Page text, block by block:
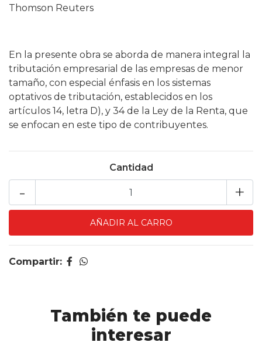
Thomson Reuters
En la presente obra se aborda de manera integral la
tributación empresarial de las empresas de menor
tamaño, con especial énfasis en los sistemas
optativos de tributación, establecidos en los
artículos 14, letra D), y 34 de la Ley de la Renta, que
se enfocan en este tipo de contribuyentes.
Cantidad
+
-
Compartir:
También te puede
interesar